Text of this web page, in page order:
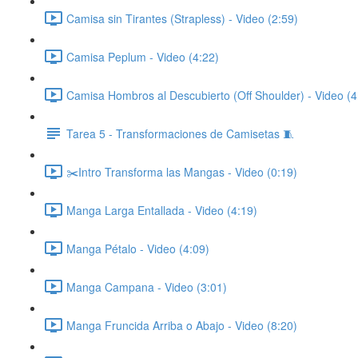
Camisa sin Tirantes (Strapless) - Video (2:59)
Camisa Peplum - Video (4:22)
Camisa Hombros al Descubierto (Off Shoulder) - Video
Tarea 5 - Transformaciones de Camisetas 🧵
✂️Intro Transforma las Mangas - Video (0:19)
Manga Larga Entallada - Video (4:19)
Manga Pétalo - Video (4:09)
Manga Campana - Video (3:01)
Manga Fruncida Arriba o Abajo - Video (8:20)